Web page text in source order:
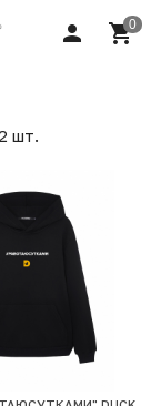
шт.